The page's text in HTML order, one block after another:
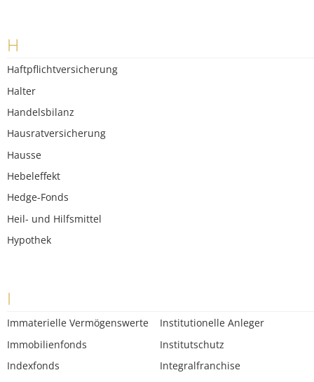
H
Haftpflichtversicherung
Halter
Handelsbilanz
Hausratversicherung
Hausse
Hebeleffekt
Hedge-Fonds
Heil- und Hilfsmittel
Hypothek
I
Immaterielle Vermögenswerte
Immobilienfonds
Indexfonds
Institutionelle Anleger
Institutschutz
Integralfranchise